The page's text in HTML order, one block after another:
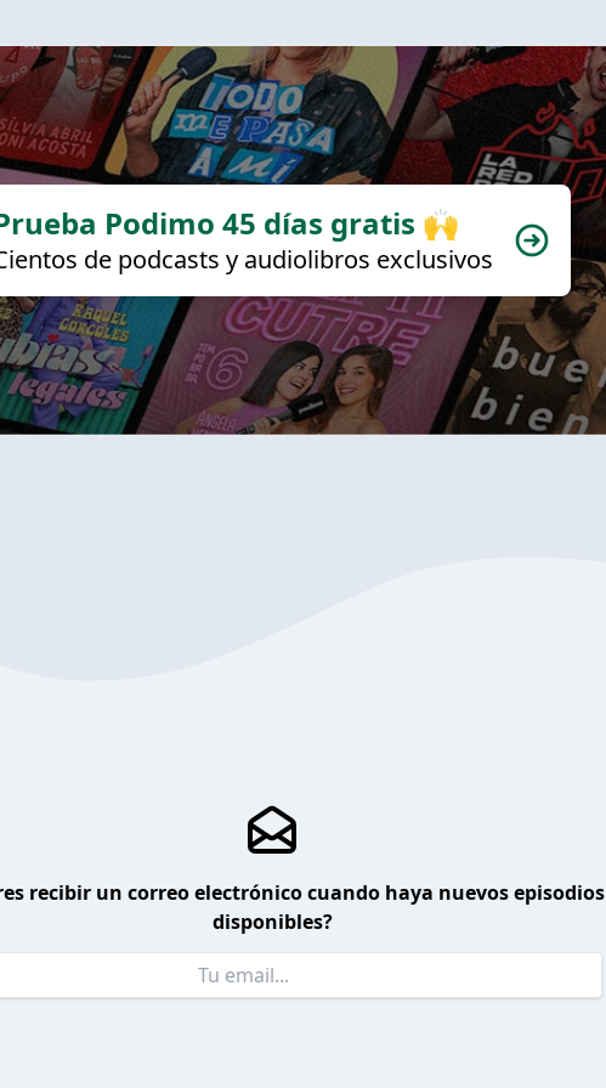
Podimo 45 días gratis 🙌
de podcasts y audiolibros exclusivos
recibir un correo electrónico cuando haya nuevos episodios
disponibles?